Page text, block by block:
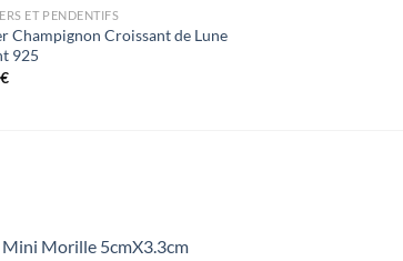
ET PENDENTIFS
Champignon Croissant de Lune
925
€
Morille 5cmX3.3cm